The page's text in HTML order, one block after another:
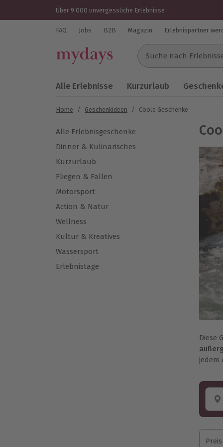
Über 9.000 unvergessliche Erlebnisse
FAQ Jobs B2B Magazin Erlebnispartner
Suche nach
Alle Erlebnisse Kurzurlaub
Home / Geschenkideen / Coole Geschenke
Alle Erlebnisgeschenke
Dinner & Kulinarisches
Kurzurlaub
Fliegen & Fallen
Motorsport
Action & Natur
Wellness
Kultur & Kreatives
Wassersport
Erlebnistage
Diese
jedem
Preis